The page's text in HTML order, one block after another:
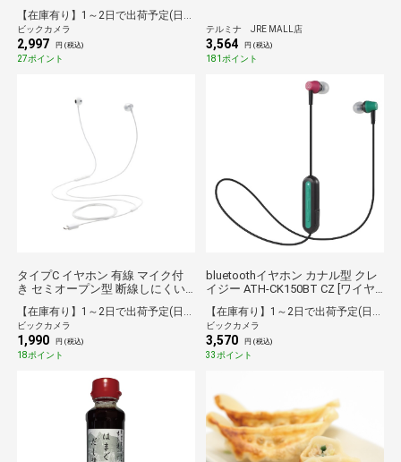
ビックカメラ
2,997 円 (税込)
27ポイント
テルミナ JRE MALL店
3,564 円 (税込)
181ポイント
タイプC イヤホン 有線 マイク付
き セミオープン型 断線しにくい
Type-C ポート搭載 iPhone iPad
Pixel AQUOS Xperia Galaxy
Android 他対応 】 シルバー シル
バー EHP-DF13IMSV [インナーイ
【在庫有り】1～2日で出荷予定(日付指定可)
ビックカメラ
1,990 円 (税込)
18ポイント
bluetoothイヤホン カナル型 クレ
イジー ATH-CK150BT CZ [ワイヤ
/Bluetooth対応][ATHCK150BTCZ]【在庫有り】1～2日で出荷予定(日付指定可)
ビックカメラ
3,570 円 (税込)
33ポイント